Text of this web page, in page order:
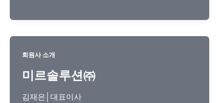
회원사 소개
미르솔루션㈜
김재은│대표이사